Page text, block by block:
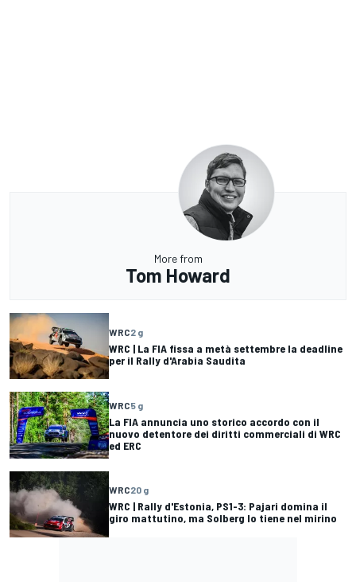
More from
Tom Howard
WRC2 g
WRC | La FIA fissa a metà settembre la deadline
per il Rally d'Arabia Saudita
WRC5 g
La FIA annuncia uno storico accordo con il
nuovo detentore dei diritti commerciali di WRC
ed ERC
WRC20 g
WRC | Rally d'Estonia, PS1-3: Pajari domina il
giro mattutino, ma Solberg lo tiene nel mirino